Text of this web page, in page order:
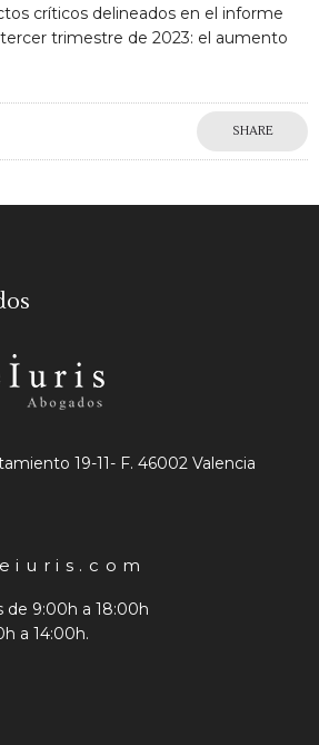
críticos delineados en el informe
trimestre de 2023: el aumento
SHARE
19-11- F. 46002 Valencia
de 9:00h a 18:00h
a 14:00h.